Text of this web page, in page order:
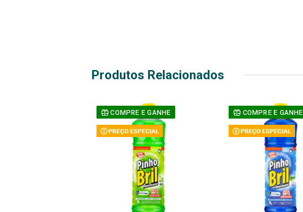
Produtos Relacionados
COMPRE E GANHE COMPRE E GANHE